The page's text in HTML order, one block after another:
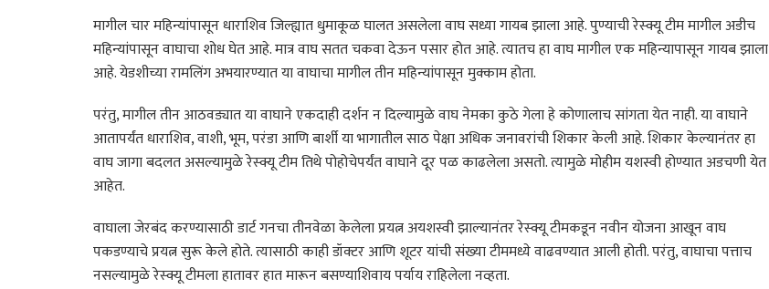
मागील चार महिन्यांपासून धाराशिव जिल्ह्यात धुमाकूळ घालत असलेला वाघ सध्या गायब झाला आहे. पुण्याची रेस्क्यू टीम मागील अडीच
महिन्यांपासून वाघाचा शोध घेत आहे. मात्र वाघ सतत चकवा देऊन पसार होत आहे. त्यातच हा वाघ मागील एक महिन्यापासून गायब झाला
आहे. येडशीच्या रामलिंग अभयारण्यात या वाघाचा मागील तीन महिन्यांपासून मुक्काम होता.
परंतु, मागील तीन आठवड्यात या वाघाने एकदाही दर्शन न दिल्यामुळे वाघ नेमका कुठे गेला हे कोणालाच सांगता येत नाही. या वाघाने
आतापर्यंत धाराशिव, वाशी, भूम, परंडा आणि बार्शी या भागातील साठ पेक्षा अधिक जनावरांची शिकार केली आहे. शिकार केल्यानंतर हा
वाघ जागा बदलत असल्यामुळे रेस्क्यू टीम तिथे पोहोचेपर्यंत वाघाने दूर पळ काढलेला असतो. त्यामुळे मोहीम यशस्वी होण्यात अडचणी येत
आहेत.
वाघाला जेरबंद करण्यासाठी डार्ट गनचा तीनवेळा केलेला प्रयत्न अयशस्वी झाल्यानंतर रेस्क्यू टीमकडून नवीन योजना आखून वाघ
पकडण्याचे प्रयत्न सुरू केले होते. त्यासाठी काही डॉक्टर आणि शूटर यांची संख्या टीममध्ये वाढवण्यात आली होती. परंतु, वाघाचा पत्ताच
नसल्यामुळे रेस्क्यू टीमला हातावर हात मारून बसण्याशिवाय पर्याय राहिलेला नव्हता.